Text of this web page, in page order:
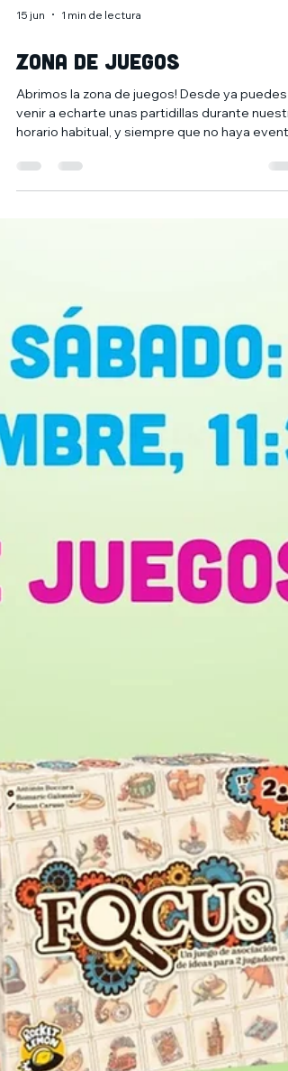
15 jun 1 min de lectura
ZONA DE JUEGOS
Abrimos la zona de juegos! Desde ya puedes
horario habitual, y siempre que no haya evento
en tienda 😎 Consulta el calendario de
nuestra ludoteca, o trae tus juegos! ⚠
Disponible siempre que no haya evento y